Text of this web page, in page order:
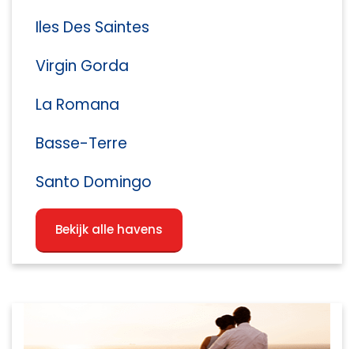
Iles Des Saintes
Virgin Gorda
La Romana
Basse-Terre
Santo Domingo
Bekijk alle havens